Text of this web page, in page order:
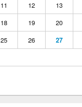
11 12 13
18 19 20
25 26 27